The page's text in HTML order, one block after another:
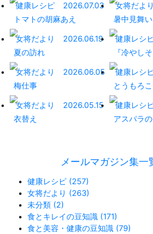
健康レシピ
2026.07.03
トマトの胡麻あえ
女将だより
暑中見舞い
女将だより
2026.06.19
夏の訪れ
健康レシ
『冷やし
女将だより
2026.06.05
梅仕事
健康レシ
とうもろ
女将だより
2026.05.15
衣替え
健康レシ
アスパラ
メールマガジン集一
健康レシピ (257)
女将だより (263)
未分類 (2)
食とキレイの豆知識 (171)
食と美容・健康の豆知識 (79)